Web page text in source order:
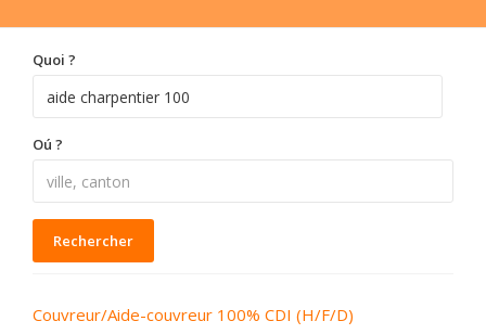
Quoi ?
Oú ?
Rechercher
Couvreur/Aide-couvreur 100% CDI (H/F/D)